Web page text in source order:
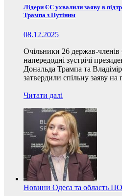
Лідери ЄС ухвалили заяву в
Трампа з Путіним
08.12.2025
Очільники 26 держав-
напередодні зустрічі
Дональда Трампа та
затвердили спільну заяву на
Читати далі
Новини Одеса та область